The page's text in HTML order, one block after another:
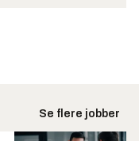
Se flere jobber